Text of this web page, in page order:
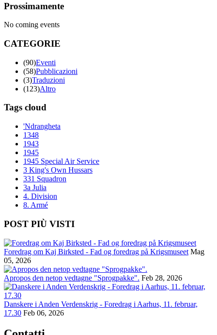
Prossimamente
No coming events
CATEGORIE
(90)Eventi
(58)Pubblicazioni
(3)Traduzioni
(123)Altro
Tags cloud
'Ndrangheta
1348
1943
1945
1945 Special Air Service
3 King's Own Hussars
331 Squadron
3a Julia
4. Division
8. Armé
POST PIÙ VISTI
Foredrag om Kaj Birksted - Fad og foredrag på Krigsmuseet Mag
05, 2026
Apropos den netop vedtagne "Sprogpakke". Feb 28, 2026
Danskere i Anden Verdenskrig - Foredrag i Aarhus, 11. februar,
17.30 Feb 06, 2026